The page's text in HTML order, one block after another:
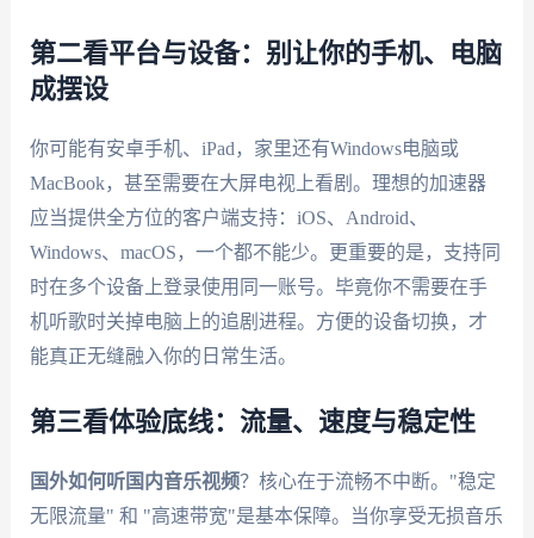
第二看平台与设备：别让你的手机、电脑
成摆设
你可能有安卓手机、iPad，家里还有Windows电脑或
MacBook，甚至需要在大屏电视上看剧。理想的加速器
应当提供全方位的客户端支持：iOS、Android、
Windows、macOS，一个都不能少。更重要的是，支持同
时在多个设备上登录使用同一账号。毕竟你不需要在手
机听歌时关掉电脑上的追剧进程。方便的设备切换，才
能真正无缝融入你的日常生活。
第三看体验底线：流量、速度与稳定性
国外如何听国内音乐视频？核心在于流畅不中断。"稳定
无限流量" 和 "高速带宽"是基本保障。当你享受无损音乐